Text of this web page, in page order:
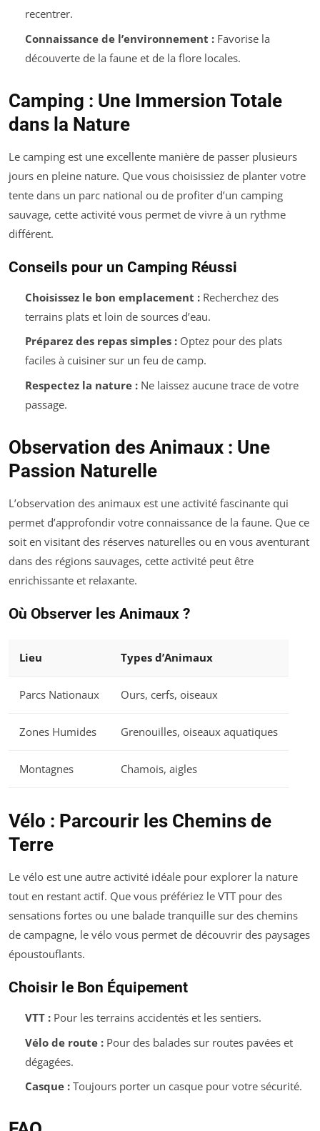
recentrer.
Connaissance de l’environnement :Favorise la
découverte de la faune et de la flore locales.
Camping : Une Immersion Totale
dans la Nature
Le camping est une excellente manière de passer plusieurs
jours en pleine nature. Que vous choisissiez de planter votre
tente dans un parc national ou de profiter d’un camping
sauvage, cette activité vous permet de vivre à un rythme
différent.
Conseils pour un Camping Réussi
Choisissez le bon emplacement :Recherchez des
terrains plats et loin de sources d’eau.
Préparez des repas simples :Optez pour des plats
faciles à cuisiner sur un feu de camp.
Respectez la nature :Ne laissez aucune trace de votre
passage.
Observation des Animaux : Une
Passion Naturelle
L’observation des animaux est une activité fascinante qui
permet d’approfondir votre connaissance de la faune. Que ce
soit en visitant des réserves naturelles ou en vous aventurant
dans des régions sauvages, cette activité peut être
enrichissante et relaxante.
Où Observer les Animaux ?
Lieu Types d’Animaux
Parcs Nationaux Ours, cerfs, oiseaux
Zones Humides Grenouilles, oiseaux aquatiques
Montagnes Chamois, aigles
Vélo : Parcourir les Chemins de
Terre
Le vélo est une autre activité idéale pour explorer la nature
tout en restant actif. Que vous préfériez le VTT pour des
sensations fortes ou une balade tranquille sur des chemins
de campagne, le vélo vous permet de découvrir des paysages
époustouflants.
Choisir le Bon Équipement
VTT :Pour les terrains accidentés et les sentiers.
Vélo de route :Pour des balades sur routes pavées et
dégagées.
Casque :Toujours porter un casque pour votre sécurité.